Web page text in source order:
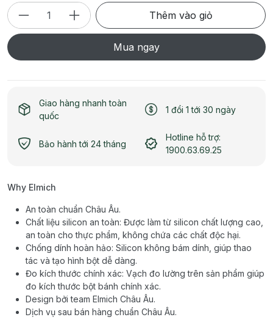
Thêm vào giỏ
Mua ngay
Giao hàng nhanh toàn
quốc
1 đổi 1 tới 30 ngày
Bảo hành tới 24 tháng
Hotline hỗ trợ:
1900.63.69.25
Why Elmich
An toàn chuẩn Châu Âu.
Chất liệu silicon an toàn: Được làm từ silicon chất lượng cao,
an toàn cho thực phẩm, không chứa các chất độc hại.
Chống dính hoàn hảo: Silicon không bám dính, giúp thao
tác và tạo hình bột dễ dàng.
Đo kích thước chính xác: Vạch đo lường trên sản phẩm giúp
đo kích thước bột bánh chính xác.
Design bởi team Elmich Châu Âu.
Dịch vụ sau bán hàng chuẩn Châu Âu.